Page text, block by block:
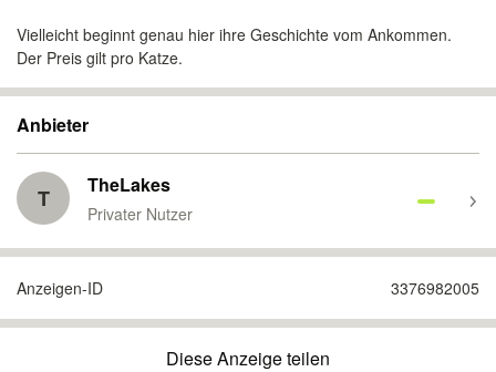
Vielleicht beginnt genau hier ihre Geschichte vom Ankommen.
Der Preis gilt pro Katze.
Anbieter
T TheLakes
Privater Nutzer
Anzeigen-ID 3376982005
Diese Anzeige teilen